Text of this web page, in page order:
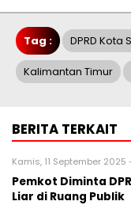
Tag : DPRD Kota
Kalimantan Timur
BERITA TERKAIT
Kamis, 11 September 2025
Pemkot Diminta
Liar di Ruang Publik